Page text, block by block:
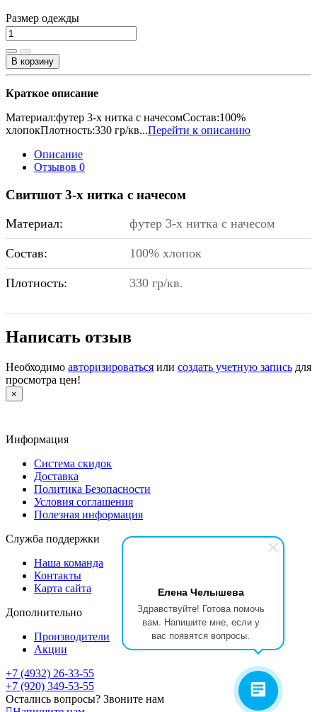
Елена Челышева
Здравствуйте! Готова помочь
вам. Напишите мне, если у
вас появятся вопросы.
Размер одежды
В корзину
Краткое описание
Материал:футер 3-х нитка с начесомСостав:100%
хлопокПлотность:330 гр/кв...Перейти к описанию
Описание
Отзывов 0
Свитшот 3-х нитка с начесом
Материал: футер 3-х нитка с начесом
Состав: 100% хлопок
Плотность: 330 гр/кв.
Написать отзыв
Необходимо авторизироваться или создать учетную запись для
просмотра цен!
×
Информация
Система скидок
Доставка
Политика Безопасности
Условия соглашения
Полезная информация
Служба поддержки
Наша команда
Контакты
Карта сайта
Дополнительно
Производители
Акции
+7 (4932) 26-33-55
+7 (920) 349-53-55
Остались вопросы? Звоните нам